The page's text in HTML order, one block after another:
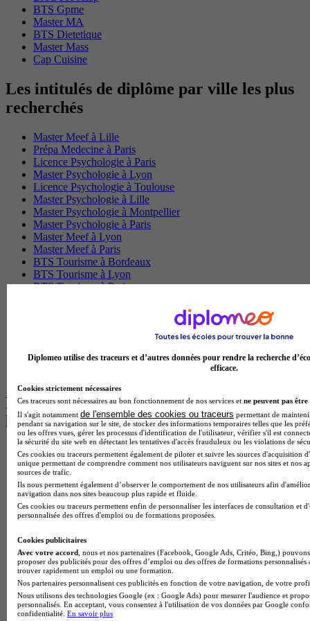
BTS Gpme
Master MA
BTS Dietetique
Master Mass
Cap Cuisine
Les intitulés de diplôme par ville les plus
recherchés
Master Meef à Lille
Prépa Medecine à Paris
Licence Psychologie à Paris
Master Psychologie à Lyon
Licence Psychologie à Toulouse
Master Psychologie à Lille
Master Psychologie à Montpellier
Master Psychologie à Paris
Master Meef à Lyon
Master Meef à Paris
BTS Tourisme à Bordeaux
BTS Tourisme à Lyon
BTS Tourisme à Paris
BTS Communication à Bordeaux
BTS Communication à Lyon
Les intitulés de diplôme par alternance
les plus recherchés
BTS Esf en alternance
BTS Dietetique en alternance
BTS Mco en alternance
BTS Pi en alternance
BTS Sp3s en alternance
Master CCA en alternance
BTS Sam en alternance
Cap Fleuriste en alternance
BTS Sio en alternance
MSc Marketing Digital en alternance
BTS Gpme en alternance
Cap Electricien en alternance
BTS Gpn en alternance
Diplomeo utilise des traceurs et d’autres données pour rendre la recherche
efficace.
Cookies strictement nécessaires
Ces traceurs sont nécessaires au bon fonctionnement de nos services et ne peuvent pas être
Il s'agit notamment de l'ensemble des cookies ou traceurs permettant de
pendant sa navigation sur le site, de stocker des informations temporaires telles que les
ou les offres vues, gérer les processus d'identification de l'utilisateur, vérifier s'il est
la sécurité du site web en détectant les tentatives d'accès frauduleux ou les violations de
Ces cookies ou traceurs permettent également de piloter et suivre les sources d'acquisition
unique permettant de comprendre comment nos utilisateurs naviguent sur nos sites et nos
sources de trafic.
Ils nous permettent également d’observer le comportement de nos utilisateurs afin
navigation dans nos sites beaucoup plus rapide et fluide.
Ces cookies ou traceurs permettent enfin de personnaliser les interfaces de consultation et
personnalisée des offres d'emploi ou de formations proposées.
Cookies publicitaires
Avec votre accord , nous et nos partenaires (Facebook, Google Ads, Critéo, Bing,)
proposer des publicités pour des offres d’emploi ou des offres de formations
trouver rapidement un emploi ou une formation.
Nos partenaires personnalisent ces publicités en fonction de votre navigation, de votre
Nous utilisons des technologies Google (ex : Google Ads) pour mesurer l'audience et
personnalisés. En acceptant, vous consentez à l'utilisation de vos données par Google
confidentialité. En savoir plus